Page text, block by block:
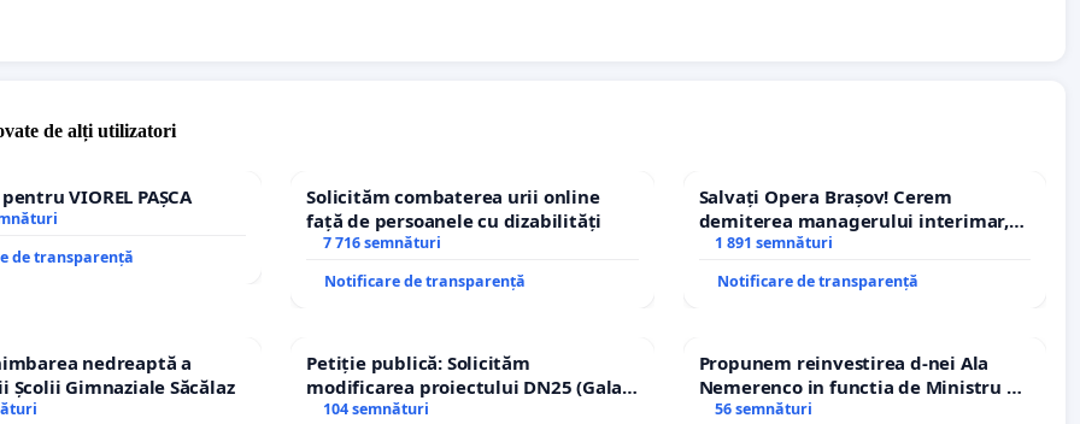
de alți utilizatori
VIOREL PAȘCA
de transparență
Solicităm combaterea urii online
față de persoanele cu dizabilități
7 716 semnături
Notificare de transparență
Salvați Opera Brașov! Cerem
demiterea managerului interimar,
Petrean Lucian-Marius!
1 891 semnături
Notificare de transparență
nedreaptă a
Școlii Gimnaziale Săcălaz
Petiție publică: Solicităm
modificarea proiectului DN25 (Galați
– Hanu Conachi) prin devierea
104 semnături
Propunem reinvestirea d-nei Ala
Nemerenco in functia de Ministru al
Sanatatii
56 semnături